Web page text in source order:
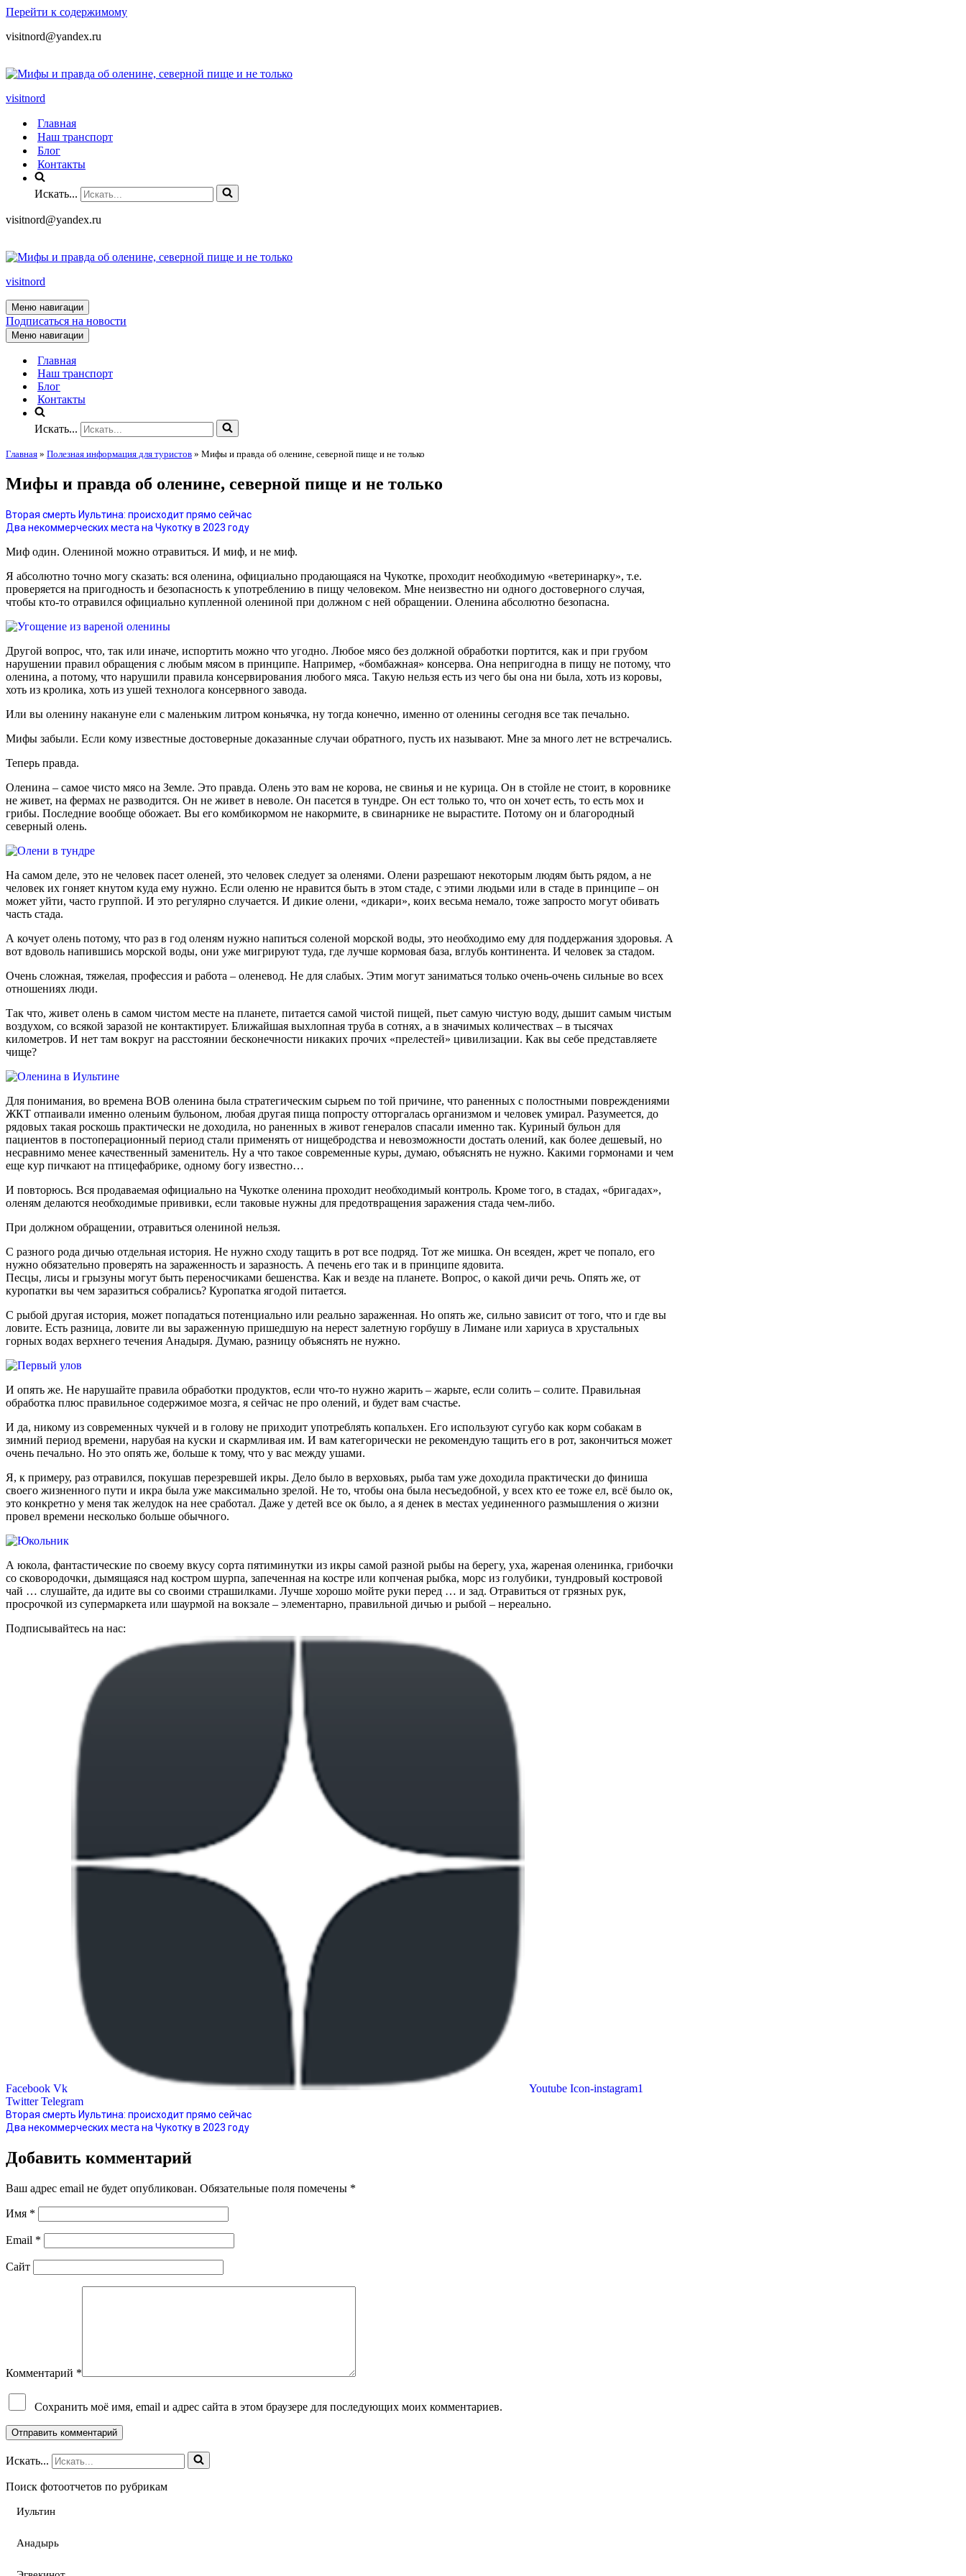
Перейти к содержимому
visitnord@yandex.ru
visitnord
Главная
Наш транспорт
Блог
Контакты
Искать...
visitnord@yandex.ru
visitnord
Меню навигации
Подписаться на новости
Меню навигации
Главная
Наш транспорт
Блог
Контакты
Искать...
Главная » Полезная информация для туристов » Мифы и правда об оленине, северной пище и не только
Мифы и правда об оленине, северной пище и не только
Вторая смерть Иультина: происходит прямо сейчас
Два некоммерческих места на Чукотку в 2023 году
Миф один. Олениной можно отравиться. И миф, и не миф.
Я абсолютно точно могу сказать: вся оленина, официально продающаяся на Чукотке, проходит необходимую «ветеринарку», т.е.
проверяется на пригодность и безопасность к употреблению в пищу человеком. Мне неизвестно ни одного достоверного случая,
чтобы кто-то отравился официально купленной олениной при должном с ней обращении. Оленина абсолютно безопасна.
Другой вопрос, что, так или иначе, испортить можно что угодно. Любое мясо без должной обработки портится, как и при грубом
нарушении правил обращения с любым мясом в принципе. Например, «бомбажная» консерва. Она непригодна в пищу не потому, что
оленина, а потому, что нарушили правила консервирования любого мяса. Такую нельзя есть из чего бы она ни была, хоть из коровы,
хоть из кролика, хоть из ушей технолога консервного завода.
Или вы оленину накануне ели с маленьким литром коньячка, ну тогда конечно, именно от оленины сегодня все так печально.
Мифы забыли. Если кому известные достоверные доказанные случаи обратного, пусть их называют. Мне за много лет не встречались.
Теперь правда.
Оленина – самое чисто мясо на Земле. Это правда. Олень это вам не корова, не свинья и не курица. Он в стойле не стоит, в коровнике
не живет, на фермах не разводится. Он не живет в неволе. Он пасется в тундре. Он ест только то, что он хочет есть, то есть мох и
грибы. Последние вообще обожает. Вы его комбикормом не накормите, в свинарнике не вырастите. Потому он и благородный
северный олень.
На самом деле, это не человек пасет оленей, это человек следует за оленями. Олени разрешают некоторым людям быть рядом, а не
человек их гоняет кнутом куда ему нужно. Если оленю не нравится быть в этом стаде, с этими людьми или в стаде в принципе – он
может уйти, часто группой. И это регулярно случается. И дикие олени, «дикари», коих весьма немало, тоже запросто могут обивать
часть стада.
А кочует олень потому, что раз в год оленям нужно напиться соленой морской воды, это необходимо ему для поддержания здоровья. А
вот вдоволь напившись морской воды, они уже мигрируют туда, где лучше кормовая база, вглубь континента. И человек за стадом.
Очень сложная, тяжелая, профессия и работа – оленевод. Не для слабых. Этим могут заниматься только очень-очень сильные во всех
отношениях люди.
Так что, живет олень в самом чистом месте на планете, питается самой чистой пищей, пьет самую чистую воду, дышит самым чистым
воздухом, со всякой заразой не контактирует. Ближайшая выхлопная труба в сотнях, а в значимых количествах – в тысячах
километров. И нет там вокруг на расстоянии бесконечности никаких прочих «прелестей» цивилизации. Как вы себе представляете
чище?
Для понимания, во времена ВОВ оленина была стратегическим сырьем по той причине, что раненных с полостными повреждениями
ЖКТ отпаивали именно оленьим бульоном, любая другая пища попросту отторгалась организмом и человек умирал. Разумеется, до
рядовых такая роскошь практически не доходила, но раненных в живот генералов спасали именно так. Куриный бульон для
пациентов в постоперационный период стали применять от нищебродства и невозможности достать олений, как более дешевый, но
несравнимо менее качественный заменитель. Ну а что такое современные куры, думаю, объяснять не нужно. Какими гормонами и чем
еще кур пичкают на птицефабрике, одному богу известно…
И повторюсь. Вся продаваемая официально на Чукотке оленина проходит необходимый контроль. Кроме того, в стадах, «бригадах»,
оленям делаются необходимые прививки, если таковые нужны для предотвращения заражения стада чем-либо.
При должном обращении, отравиться олениной нельзя.
С разного рода дичью отдельная история. Не нужно сходу тащить в рот все подряд. Тот же мишка. Он всеяден, жрет че попало, его
нужно обязательно проверять на зараженность и заразность. А печень его так и в принципе ядовита.
Песцы, лисы и грызуны могут быть переносчиками бешенства. Как и везде на планете. Вопрос, о какой дичи речь. Опять же, от
куропатки вы чем заразиться собрались? Куропатка ягодой питается.
С рыбой другая история, может попадаться потенциально или реально зараженная. Но опять же, сильно зависит от того, что и где вы
ловите. Есть разница, ловите ли вы зараженную пришедшую на нерест залетную горбушу в Лимане или хариуса в хрустальных
горных водах верхнего течения Анадыря. Думаю, разницу объяснять не нужно.
И опять же. Не нарушайте правила обработки продуктов, если что-то нужно жарить – жарьте, если солить – солите. Правильная
обработка плюс правильное содержимое мозга, я сейчас не про олений, и будет вам счастье.
И да, никому из современных чукчей и в голову не приходит употреблять копальхен. Его используют сугубо как корм собакам в
зимний период времени, нарубая на куски и скармливая им. И вам категорически не рекомендую тащить его в рот, закончиться может
очень печально. Но это опять же, больше к тому, что у вас между ушами.
Я, к примеру, раз отравился, покушав перезревшей икры. Дело было в верховьях, рыба там уже доходила практически до финиша
своего жизненного пути и икра была уже максимально зрелой. Не то, чтобы она была несъедобной, у всех кто ее тоже ел, всё было ок,
это конкретно у меня так желудок на нее сработал. Даже у детей все ок было, а я денек в местах уединенного размышления о жизни
провел времени несколько больше обычного.
А юкола, фантастические по своему вкусу сорта пятиминутки из икры самой разной рыбы на берегу, уха, жареная оленинка, грибочки
со сковородочки, дымящаяся над костром шурпа, запеченная на костре или копченая рыбка, морс из голубики, тундровый костровой
чай … слушайте, да идите вы со своими страшилками. Лучше хорошо мойте руки перед … и зад. Отравиться от грязных рук,
просрочкой из супермаркета или шаурмой на вокзале – элементарно, правильной дичью и рыбой – нереально.
Подписывайтесь на нас:
Facebook Vk Youtube Icon-instagram1
Twitter Telegram
Вторая смерть Иультина: происходит прямо сейчас
Два некоммерческих места на Чукотку в 2023 году
Добавить комментарий
Ваш адрес email не будет опубликован. Обязательные поля помечены *
Имя *
Email *
Сайт
Комментарий *
Сохранить моё имя, email и адрес сайта в этом браузере для последующих моих комментариев.
Искать...
Поиск фотоотчетов по рубрикам
Иультин
Анадырь